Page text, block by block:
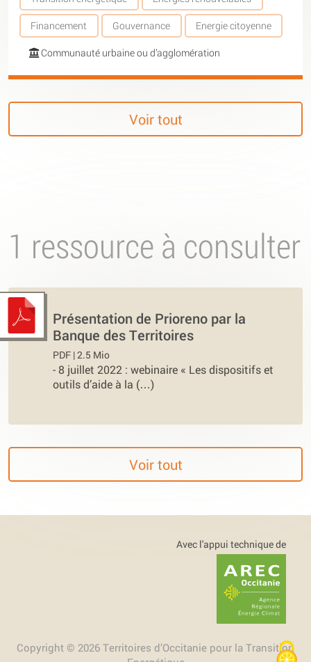
Financement Gouvernance Energie citoyenne
Communauté urbaine ou d’agglomération
Voir tout
1 ressource à consulter
Présentation de Prioreno par la
Banque des Territoires
PDF | 2.5 Mio
- 8 juillet 2022 : webinaire « Les dispositifs et
outils d’aide à la (…)
Voir tout
Avec l'appui technique de
Copyright © 2026 Territoires d’Occitanie pour la Transition